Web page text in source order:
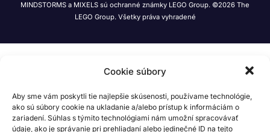
Cookie súbory
Aby sme vám poskytli tie najlepšie skúsenosti, používame technológie,
ako sú súbory cookie na ukladanie a/alebo prístup k informáciám o
zariadení. Súhlas s týmito technológiami nám umožní spracovávať
údaje, ako je správanie pri prehliadaní alebo jedinečné ID na tejto
MINDSTORMS a MIXELS sú ochranné známky LEGO Group. ©2026 The
LEGO Group. Všetky práva vyhradené